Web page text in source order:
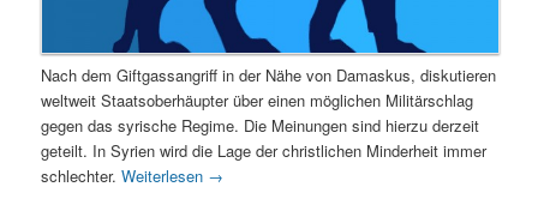
Nach dem Giftgassangriff in der Nähe von Damaskus, diskutieren
weltweit Staatsoberhäupter über einen möglichen Militärschlag
gegen das syrische Regime. Die Meinungen sind hierzu derzeit
geteilt. In Syrien wird die Lage der christlichen Minderheit immer
schlechter.Weiterlesen →